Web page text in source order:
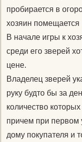
пробирается в
хозяин помещается
В начале игры к
среди его зверей
цене.
Владелец зверей
руку будто бы за
количество
причем при первом
дому покупателя и